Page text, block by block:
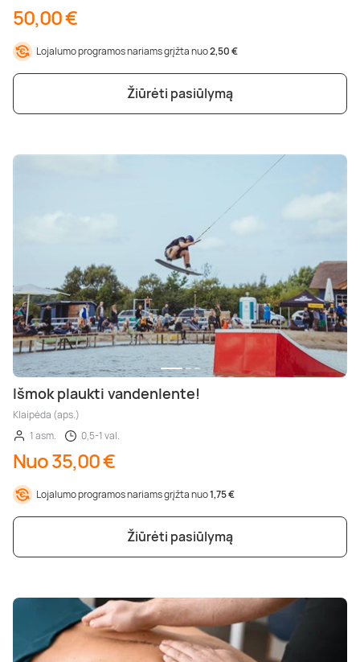
50,00 €
Lojalumo programos nariams grįžta nuo2,50 €
Žiūrėti pasiūlymą
Išmok plaukti vandenlente!
Klaipėda (aps.)
1 asm.
0,5-1 val.
Nuo 35,00 €
Lojalumo programos nariams grįžta nuo1,75 €
Žiūrėti pasiūlymą